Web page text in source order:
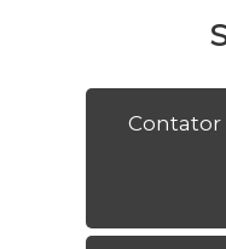
Contator